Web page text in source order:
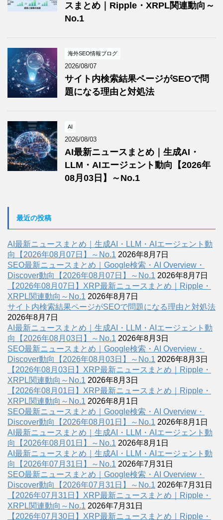
スまとめ｜Ripple・XRPL関連動向～
No.1
海外SEO情報ブログ
2026/08/07
サイト内検索結果ページがSEOで問
題になる理由と対処法
AI
2026/08/03
AI最新ニュースまとめ｜生成AI・
LLM・AIエージェント動向【2026年
08月03日】～No.1
最近の投稿
AI最新ニュースまとめ｜生成AI・LLM・AIエージェント動
向【2026年08月07日】～No.1 2026年8月7日
SEO最新ニュースまとめ｜Google検索・AI Overview・
Discover動向【2026年08月07日】～No.1 2026年8月7日
【2026年08月07日】XRP最新ニュースまとめ｜Ripple・
XRPL関連動向～No.1 2026年8月7日
サイト内検索結果ページがSEOで問題になる理由と対処法
2026年8月7日
AI最新ニュースまとめ｜生成AI・LLM・AIエージェント動
向【2026年08月03日】～No.1 2026年8月3日
SEO最新ニュースまとめ｜Google検索・AI Overview・
Discover動向【2026年08月03日】～No.1 2026年8月3日
【2026年08月03日】XRP最新ニュースまとめ｜Ripple・
XRPL関連動向～No.1 2026年8月3日
【2026年08月01日】XRP最新ニュースまとめ｜Ripple・
XRPL関連動向～No.1 2026年8月1日
SEO最新ニュースまとめ｜Google検索・AI Overview・
Discover動向【2026年08月01日】～No.1 2026年8月1日
AI最新ニュースまとめ｜生成AI・LLM・AIエージェント動
向【2026年08月01日】～No.1 2026年8月1日
AI最新ニュースまとめ｜生成AI・LLM・AIエージェント動
向【2026年07月31日】～No.1 2026年7月31日
SEO最新ニュースまとめ｜Google検索・AI Overview・
Discover動向【2026年07月31日】～No.1 2026年7月31日
【2026年07月31日】XRP最新ニュースまとめ｜Ripple・
XRPL関連動向～No.1 2026年7月31日
【2026年07月30日】XRP最新ニュースまとめ｜Ripple・